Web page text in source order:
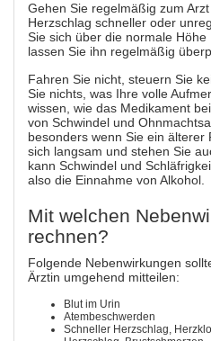
Gehen Sie regelmäßig zum
Herzschlag schneller oder
Sie sich über die normale
lassen Sie ihn regelmäßig
Fahren Sie nicht, steuern Sie
Sie nichts, was Ihre volle
wissen, wie das Medikament
von Schwindel und
besonders wenn Sie ein älterer
sich langsam und stehen Sie
kann Schwindel und
also die Einnahme von Alkohol.
Mit welchen
rechnen?
Folgende Nebenwirkungen
Ärztin umgehend mitteilen:
Blut im Urin
Atembeschwerden
Schneller Herzschlag,